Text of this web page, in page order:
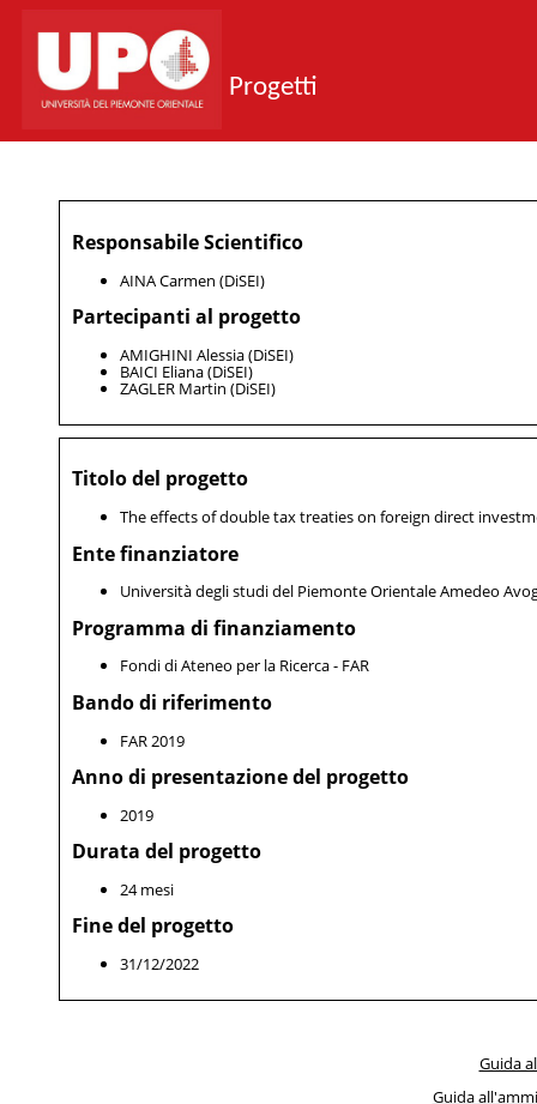
Progetti
Responsabile Scientifico
AINA Carmen (DiSEI)
Partecipanti al progetto
AMIGHINI Alessia (DiSEI)
BAICI Eliana (DiSEI)
ZAGLER Martin (DiSEI)
Titolo del progetto
The effects of double tax treaties on foreign direct
Ente finanziatore
Università degli studi del Piemonte Orientale Amedeo
Programma di finanziamento
Fondi di Ateneo per la Ricerca - FAR
Bando di riferimento
FAR 2019
Anno di presentazione del progetto
2019
Durata del progetto
24 mesi
Fine del progetto
31/12/2022
Guida
Guida